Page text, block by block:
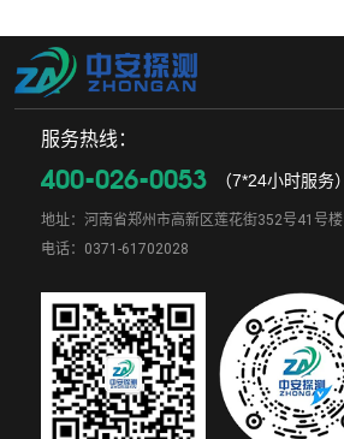
服务热线：
400-026-0053 （7*24小时服务）
地址：河南省郑州市高新区莲花街352号41号楼
电话：0371-61702028